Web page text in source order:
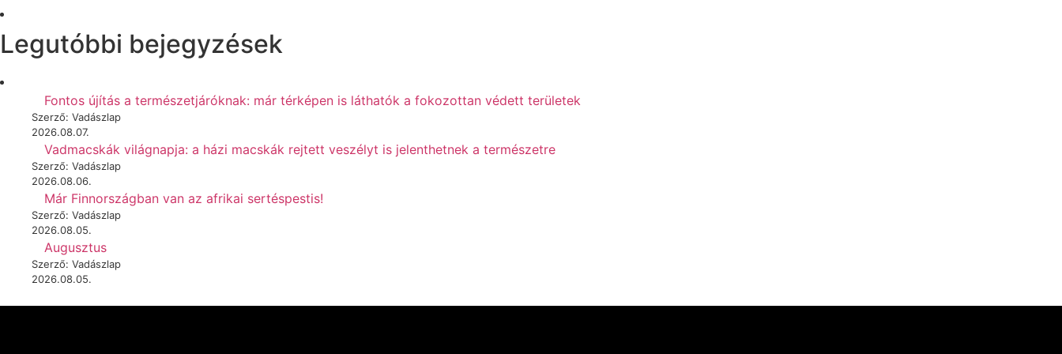
Legutóbbi bejegyzések
Fontos újítás a természetjáróknak: már térképen is láthatók a fokozottan védett területek
Szerző: Vadászlap
2026.08.07.
Vadmacskák világnapja: a házi macskák rejtett veszélyt is jelenthetnek a természetre
Szerző: Vadászlap
2026.08.06.
Már Finnországban van az afrikai sertéspestis!
Szerző: Vadászlap
2026.08.05.
Augusztus
Szerző: Vadászlap
2026.08.05.